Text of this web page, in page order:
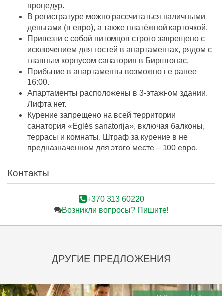
процедур.
В регистратуре можно рассчитаться наличными
деньгами (в евро), а также платёжной карточкой.
Привезти с собой питомцов строго запрещено с
исключением для гостей в апартаментах, рядом с
главным корпусом санатория в Бирштонас.
Прибытие в апартаменты возможно не ранее
16:00.
Апартаменты расположены в 3-этажном здании.
Лифта нет.
Курение запрещено на всей территории
санатория «Eglės sanatorija», включая балконы,
террасы и комнаты. Штраф за курение в не
предназначенном для этого месте – 100 евро.
Контакты
+370 313 60220
Возникли вопросы? Пишите!
ДРУГИЕ ПРЕДЛОЖЕНИЯ